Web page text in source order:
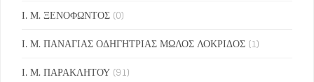
Ι. Μ. ΞΕΝΟΦΩΝΤΟΣ (0)
Ι. Μ. ΠΑΝΑΓΙΑΣ ΟΔΗΓΗΤΡΙΑΣ ΜΩΛΟΣ ΛΟΚΡΙΔΟΣ (1)
Ι. Μ. ΠΑΡΑΚΛΗΤΟΥ (91)